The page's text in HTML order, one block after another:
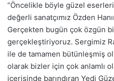
“Öncelikle böyle güzel
değerli sanatçımız Özden
Gerçekten bugün çok özgün bir
gerçekleştiriyoruz. Sergimiz
ile de tamamen bütünleşmiş
olarak bizler için çok anlamlı
içerisinde barındıran Yedi